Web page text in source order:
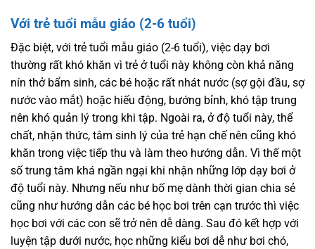
Với trẻ tuổi mẫu giáo (2-6 tuổi)
Đặc biệt, với trẻ tuổi mẫu giáo (2-6 tuổi), việc dạy bơi
thường rất khó khăn vì trẻ ở tuổi này không còn khả năng
nín thở bẩm sinh, các bé hoặc rất nhát nước (sợ gội đầu, sợ
nước vào mắt) hoặc hiếu động, bướng bỉnh, khó tập trung
nên khó quản lý trong khi tập. Ngoài ra, ở độ tuổi này, thể
chất, nhận thức, tâm sinh lý của trẻ hạn chế nên cũng khó
khăn trong việc tiếp thu và làm theo hướng dẫn. Vì thế một
số trung tâm khá ngần ngại khi nhận những lớp dạy bơi ở
độ tuổi này. Nhưng nếu như bố mẹ dành thời gian chia sẻ
cũng như hướng dẫn các bé học bơi trên cạn trước thì việc
học bơi với các con sẽ trở nên dễ dàng. Sau đó kết hợp với
luyện tập dưới nước, học những kiểu bơi dễ như bơi chó,